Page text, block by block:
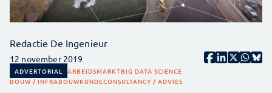
Redactie De Ingenieur
12 november 2019
ADVERTORIAL ARBEIDSMARKTBIG DATA SCIENCE
BOUW / INFRABOUWKUNDECONSULTANCY / ADVIES